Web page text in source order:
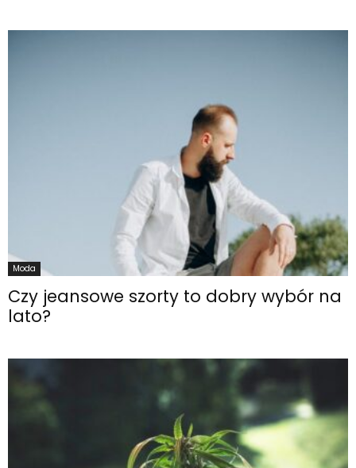
Moda
Czy jeansowe szorty to dobry wybór na
lato?